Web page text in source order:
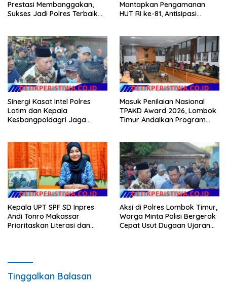
Prestasi Membanggakan,
Sukses Jadi Polres Terbaik
Mantapkan Pengamanan
HUT RI ke-81, Antisipasi
Sinergi Kasat Intel Polres
Lotim dan Kepala
Kesbangpoldagri Jaga
Masuk Penilaian Nasional
TPAKD Award 2026, Lombok
Timur Andalkan Program
Warga
Kepala UPT SPF SD Inpres
Andi Tonro Makassar
Prioritaskan Literasi dan
Aksi di Polres Lombok Timur,
Warga Minta Polisi Bergerak
Cepat Usut Dugaan Ujaran
Tinggalkan Balasan